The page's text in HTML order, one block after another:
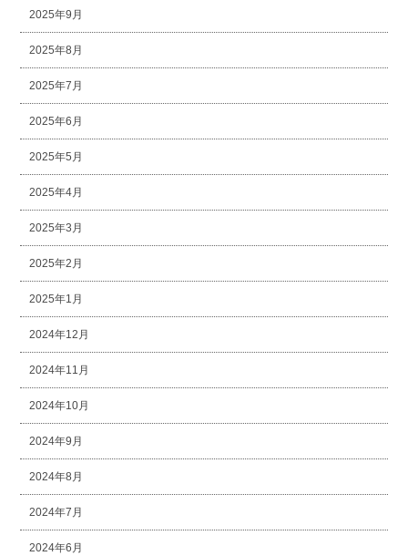
2025年9月
2025年8月
2025年7月
2025年6月
2025年5月
2025年4月
2025年3月
2025年2月
2025年1月
2024年12月
2024年11月
2024年10月
2024年9月
2024年8月
2024年7月
2024年6月